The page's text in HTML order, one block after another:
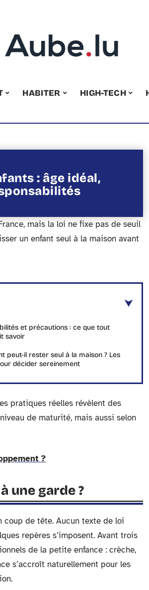
HABITER HIGH-TECH
: âge idéal,
mais la loi ne fixe pas de seuil
un enfant seul à la maison avant
et précautions : ce que tout
savoir
peut-il rester seul à la maison ? Les
décider sereinement
pratiques réelles révèlent des
de maturité, mais aussi selon
?
une garde ?
coup de tête. Aucun texte de loi
repères s’imposent. Avant trois
de la petite enfance : crèche,
s’accroît naturellement pour les